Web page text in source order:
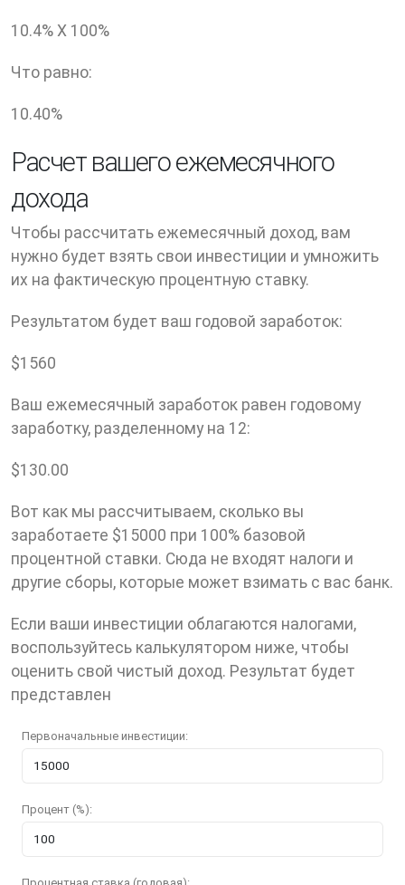
10.4% X 100%
Что равно:
10.40%
Расчет вашего ежемесячного
дохода
Чтобы рассчитать ежемесячный доход, вам
нужно будет взять свои инвестиции и умножить
их на фактическую процентную ставку.
Результатом будет ваш годовой заработок:
$1560
Ваш ежемесячный заработок равен годовому
заработку, разделенному на 12:
$130.00
Вот как мы рассчитываем, сколько вы
заработаете $15000 при 100% базовой
процентной ставки. Cюда не входят налоги и
другие сборы, которые может взимать с вас банк.
Eсли ваши инвестиции облагаются налогами,
воспользуйтесь калькулятором ниже, чтобы
оценить свой чистый доход. Результат будет
представлен
Первоначальные инвестиции:
Процент (%):